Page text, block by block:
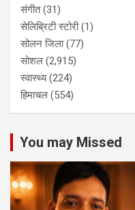
संगीत(31)
सेलिब्रिटी स्टोरी(1)
सोलन जिला(77)
सोशल (2,915)
स्वास्थ्य(224)
हिमाचल (554)
You may Missed